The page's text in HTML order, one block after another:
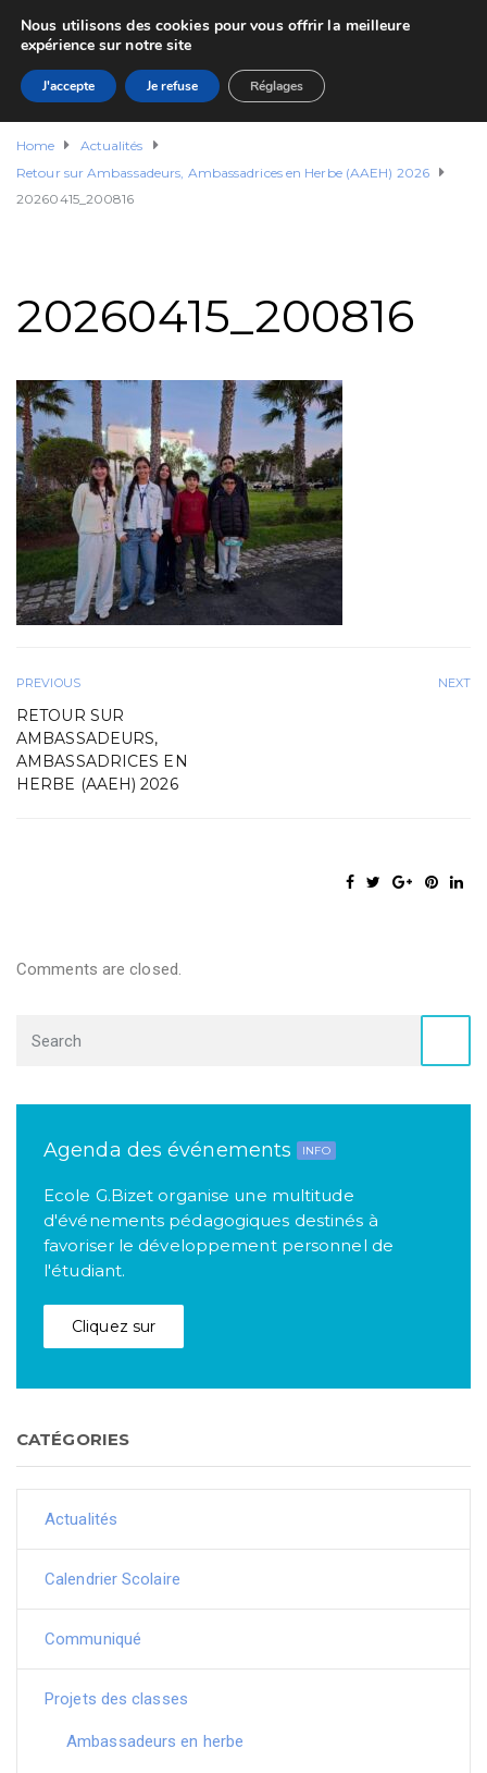
Home
Actualités
Retour sur Ambassadeurs, Ambassadrices en Herbe (AAEH) 2026
20260415_200816
20260415_200816
PREVIOUS
RETOUR SUR
AMBASSADEURS,
AMBASSADRICES EN
HERBE (AAEH) 2026
NEXT
Comments are closed.
Agenda des événements INFO
Ecole G.Bizet organise une multitude
d'événements pédagogiques destinés à
favoriser le développement personnel de
l'étudiant.
Cliquez sur
CATÉGORIES
Actualités
Calendrier Scolaire
Communiqué
Projets des classes
Ambassadeurs en herbe
Nous utilisons des cookies pour vous offrir la meilleure
expérience sur notre site
J'accepte Je refuse Réglages